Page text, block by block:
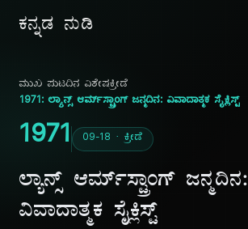
ಕನ್ನಡ ನುಡಿ
ಮುಖ ಪುಟದಿನ ವಿಶೇಷಕ್ರೀಡೆ
1971: ಲ್ಯಾನ್ಸ್ ಆರ್ಮ್‌ಸ್ಟ್ರಾಂಗ್ ಜನ್ಮದಿನ: ವಿವಾದಾತ್ಮಕ ಸೈಕ್ಲಿಸ್ಟ್
1971 09-18 · ಕ್ರೀಡೆ
ಲ್ಯಾನ್ಸ್ ಆರ್ಮ್‌ಸ್ಟ್ರಾಂಗ್ ಜನ್ಮದಿನ:
ವಿವಾದಾತ್ಮಕ ಸೈಕ್ಲಿಸ್ಟ್